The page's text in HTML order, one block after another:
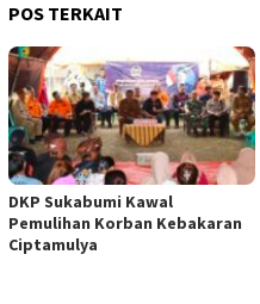
POS TERKAIT
DKP Sukabumi Kawal
Pemulihan Korban Kebakaran
Ciptamulya